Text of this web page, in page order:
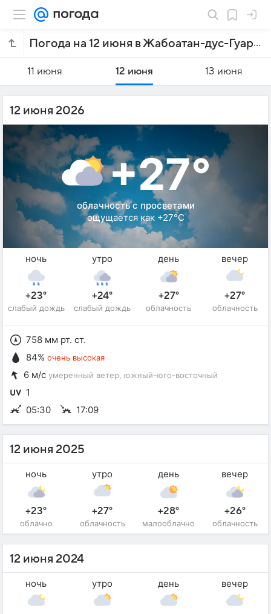
Погода на 12 июня в Жабоатан-дус-Гуарараписе
11 июня 12 июня 13 июня
12 июня 2026
+27°
облачность с просветами
ощущается как +27°C
ночь
+23°
слабый дождь
утро
+24°
слабый дождь
день
+27°
облачность
вечер
+27°
облачность
758 мм рт. ст.
84% очень высокая
6 м/с умеренный ветер , южный-юго-восточный
1
05:30
17:09
12 июня 2025
ночь
+23°
облачно
утро
+27°
облачность
день
+28°
малооблачно
вечер
+26°
облачность
12 июня 2024
ночь утро день вечер